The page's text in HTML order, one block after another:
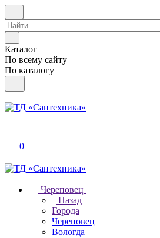
Каталог
По всему сайту
По каталогу
0
Череповец
Назад
Города
Череповец
Вологда